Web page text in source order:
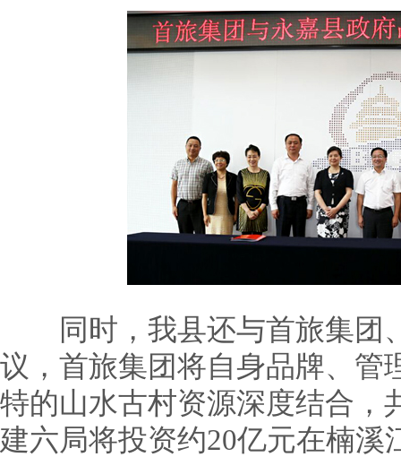
同时，我县还与首旅集团
议，首旅集团将自身品牌、管
特的山水古村资源深度结合，
建六局将投资约20亿元在楠溪